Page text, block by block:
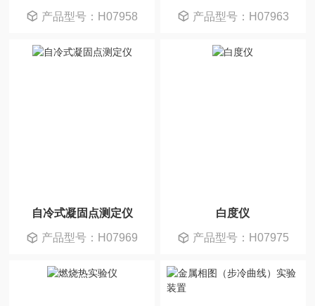
产品型号：H07958 产品型号：H07963
自冷式凝固点测定仪
产品型号：H07969
白度仪
产品型号：H07975